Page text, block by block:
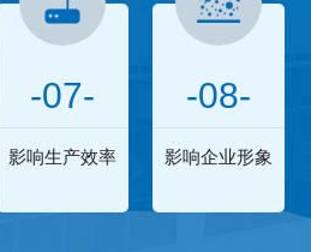
-07-
影响生产效率
-08-
影响企业形象